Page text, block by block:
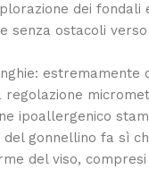
dei fondali
senza ostacoli verso
estremamente
regolazione
ipoallergenico
gonnellino fa sì
del viso, compresi